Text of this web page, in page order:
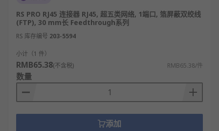
RS PRO RJ45 连接器 RJ45, 超五类网络, 1端口, 箔屏蔽双绞线
(FTP), 30 mm长 Feedthrough系列
RS 库存编号 203-5594
小计（1 件）
RMB65.38(不含税) RMB65.38/件
数量
添加